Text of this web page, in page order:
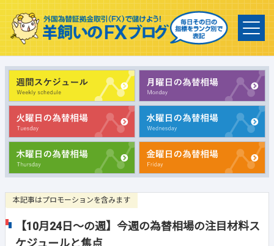
本記事はプロモーションを含みます
【10月24日～の週】今週の為替相場の注目材料ス
ケジュールと焦点